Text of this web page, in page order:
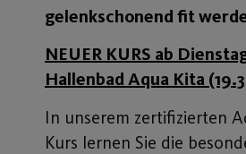
gelenkschonend fit
NEUER KURS ab
Hallenbad Aqua Kita
In unserem zertifizierten
Kurs lernen Sie die